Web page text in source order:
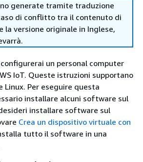
generate tramite traduzione
di conflitto tra il contenuto di
la versione originale in Inglese,
un personal computer
IoT. Queste istruzioni supportano
Linux. Per eseguire questa
installare alcuni software sul
installare software sul
Crea un dispositivo virtuale con
tutto il software in una